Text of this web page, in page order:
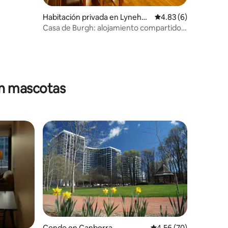
Habitación privada en Lyneha
m
Calificación
4.83 (6)
Casa de Burgh: alojamiento compartido,
mascotas